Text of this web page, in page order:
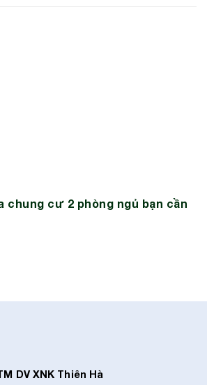
chung cư 2 phòng ngủ bạn cần
DV XNK Thiên Hà